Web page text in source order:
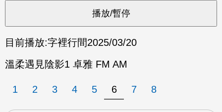
目前播放:字裡行間2025/03/20
溫柔遇見陰影1 卓雅 FM AM
1 2 3 4 5 6 7 8